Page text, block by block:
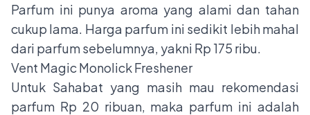
Parfum ini punya aroma yang alami dan tahan
cukup lama. Harga parfum ini sedikit lebih mahal
dari parfum sebelumnya, yakni Rp 175 ribu.
Vent Magic Monolick Freshener
Untuk Sahabat yang masih mau rekomendasi
parfum Rp 20 ribuan, maka parfum ini adalah